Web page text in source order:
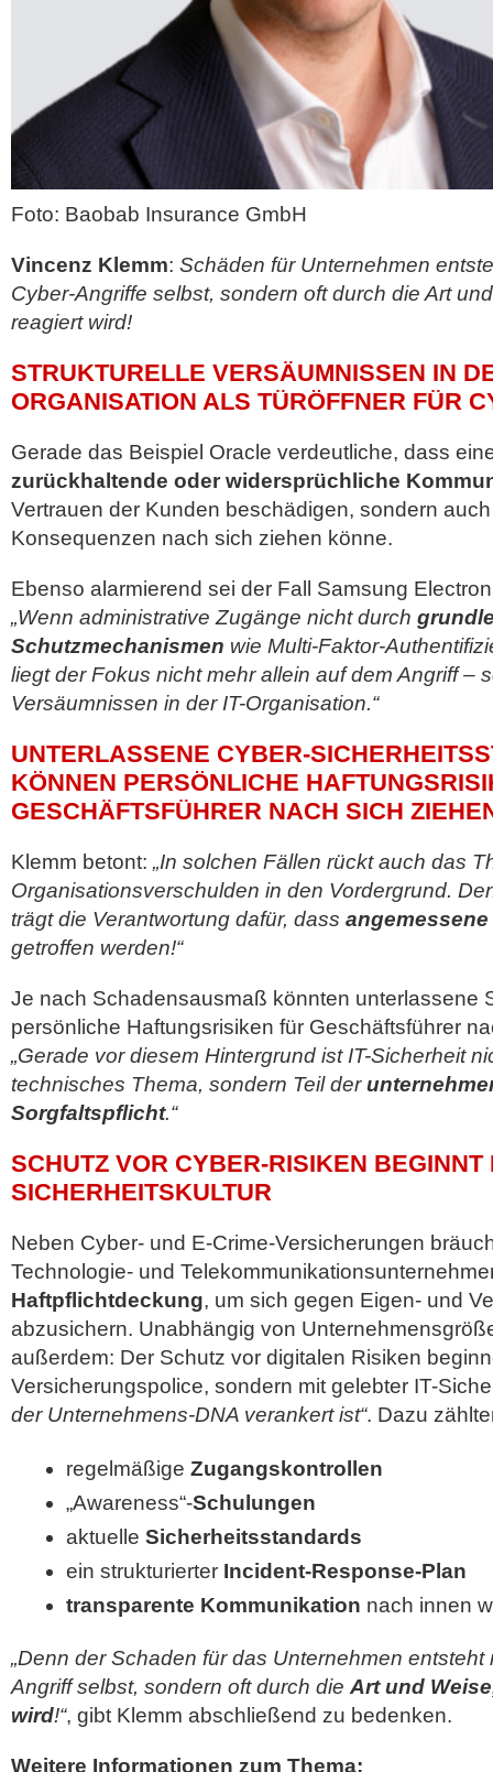
Foto: Baobab Insurance GmbH
Vincenz Klemm: Schäden für Unternehmen
Cyber-Angriffe selbst, sondern oft durch die Art
reagiert wird!
STRUKTURELLE VERSÄUMNISSEN IN
ORGANISATION ALS TÜRÖFFNER FÜR
Gerade das Beispiel Oracle verdeutliche, dass
zurückhaltende oder widersprüchliche
Vertrauen der Kunden beschädigen, sondern
Konsequenzen nach sich ziehen könne.
Ebenso alarmierend sei der Fall Samsung
„Wenn administrative Zugänge nicht durch
Schutzmechanismen wie Multi-Faktor-
liegt der Fokus nicht mehr allein auf dem Angriff –
Versäumnissen in der IT-Organisation.“
UNTERLASSENE CYBER-
KÖNNEN PERSÖNLICHE
GESCHÄFTSFÜHRER NACH SICH
Klemm betont: „In solchen Fällen rückt auch das
Organisationsverschulden in den Vordergrund.
trägt die Verantwortung dafür, dass
getroffen werden!“
Je nach Schadensausmaß könnten unterlassene
persönliche Haftungsrisiken für Geschäftsführer
„Gerade vor diesem Hintergrund ist IT-Sicherheit
technisches Thema, sondern Teil der
Sorgfaltspflicht.“
SCHUTZ VOR CYBER-RISIKEN BEGINNT
SICHERHEITSKULTUR
Neben Cyber- und E-Crime-Versicherungen
Technologie- und
Haftpflichtdeckung, um sich gegen Eigen- und
abzusichern. Unabhängig von
außerdem: Der Schutz vor digitalen Risiken
Versicherungspolice, sondern mit gelebter IT-
der Unternehmens-DNA verankert ist“. Dazu
regelmäßige Zugangskontrollen
„Awareness“-Schulungen
aktuelle Sicherheitsstandards
ein strukturierter Incident-Response-Plan
transparente Kommunikation nach innen
„Denn der Schaden für das Unternehmen
Angriff selbst, sondern oft durch die Art und
wird!“, gibt Klemm abschließend zu bedenken.
Weitere Informationen zum Thema: